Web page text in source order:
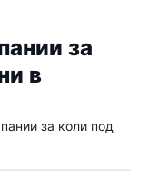
за
в
за коли под